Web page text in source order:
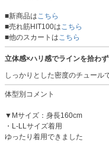
■新商品はこちら
■売れ筋HIT100はこちら
■他のスカートはこちら
立体感×ハリ感でラインを拾わ
しっかりとした密度のチュール
体型別コメント
▼Mサイズ：身長160cm
・L-LLサイズ着用
ゆったり着用できました